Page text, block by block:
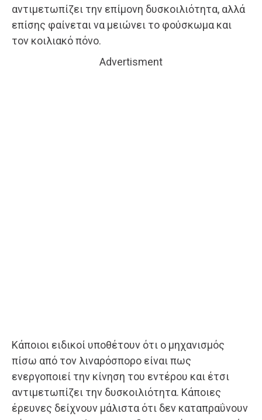
αντιμετωπίζει την επίμονη δυσκοιλιότητα, αλλά
επίσης φαίνεται να μειώνει το φούσκωμα και
τον κοιλιακό πόνο.
Advertisment
Κάποιοι ειδικοί υποθέτουν ότι ο μηχανισμός
πίσω από τον λιναρόσπορο είναι πως
ενεργοποιεί την κίνηση του εντέρου και έτσι
αντιμετωπίζει την δυσκοιλιότητα. Κάποιες
έρευνες δείχνουν μάλιστα ότι δεν καταπραΰνουν